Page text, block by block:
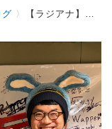
〉 【ラジアナ】第39回目ゲスト ～w.o.d～【木曜日】